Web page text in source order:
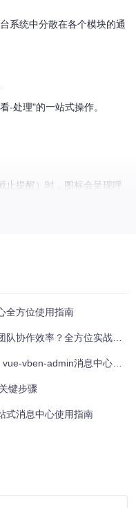
系统中分散在各个模块的通
-处理"的一站式操作。
止提醒）时，图标会呈现呼
全方位使用指南
作效率？全方位实战指南
admin消息中心深度解析
键步骤
式消息中心使用指南